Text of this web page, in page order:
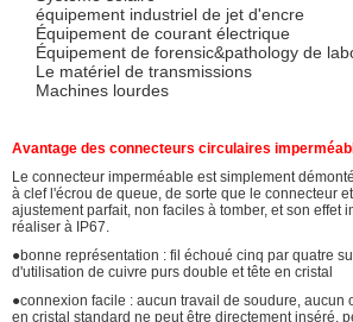
équipement industriel de jet d'encre
Équipement de courant électrique
Équipement de forensic&pathology de
Le matériel de transmissions
Machines lourdes
Avantage des connecteurs circulaires
Le connecteur imperméable est simplement
à clef l'écrou de queue, de sorte que le connecteur
ajustement parfait, non faciles à tomber, et son effet
réaliser à IP67.
●bonne représentation : fil échoué cinq par quatre
d'utilisation de cuivre purs double et tête en cristal
●connexion facile : aucun travail de soudure, aucun
en cristal standard ne peut être directement inséré,